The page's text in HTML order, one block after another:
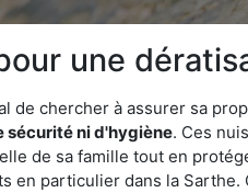
une
de chercher à assurer sa
sécurité ni d'hygiène. Ces
de sa famille tout en
en particulier dans la